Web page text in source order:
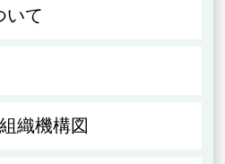
いて
織機構図